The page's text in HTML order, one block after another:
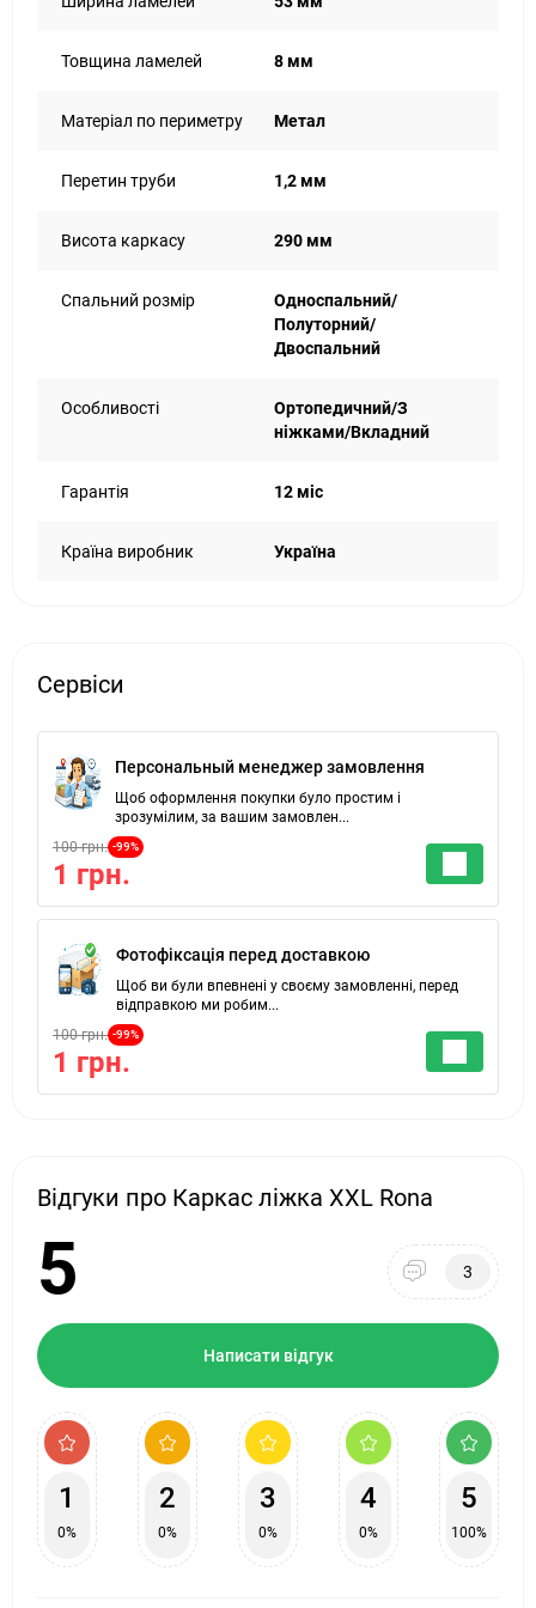
м'яких та анатомічних матраців, яким важлива точкова
Товщина ламелей 8 мм
Матеріал по периметру Метал
Перетин труби 1,2 мм
Висота каркасу 290 мм
Спальний розмір
Односпальний/
Полуторний/
Двоспальний
Особливості
Ортопедичний/З
ніжками/Вкладний
Гарантія 12 міс
Країна виробник Україна
Сервіси
Персональный менеджер замовлення
Щоб оформлення покупки було простим і
зрозумілим, за вашим замовлен...
100 грн. -99%
1 грн.
Фотофіксація перед доставкою
Щоб ви були впевнені у своєму замовленні, перед
відправкою ми робим...
100 грн. -99%
1 грн.
Відгуки про Каркас ліжка XXL Rona
5 3
Написати відгук
1
0%
2
0%
3
0%
4
0%
5
100%